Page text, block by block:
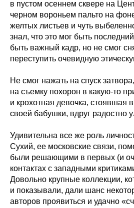
в пустом осеннем сквере на
черном вороньем пальто на
желтых листьев и чуть
знал, что это мог быть
быть важный кадр, но не смог
переступить очевидную
Не смог нажать на спуск
на съемку похорон в какую-то
и крохотная девочка, стоявшая
своей бабушки, вдруг радостно
Удивительна все же роль
Сухий, ее московские связи,
были решающими в первых (и
контактах с западными
Довольно крупные коллекции,
и показывали, дали шанс
авторов проявиться и удачно